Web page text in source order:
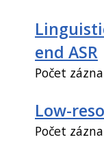
end ASR
Počet
Low-
Počet